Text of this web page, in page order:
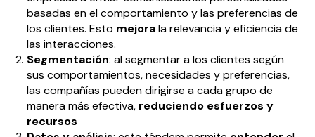
basadas en el comportamiento y las preferencias de
los clientes. Esto mejorala relevancia y eficiencia de
las interacciones.
Segmentación: al segmentar a los clientes según
sus comportamientos, necesidades y preferencias,
las compañías pueden dirigirse a cada grupo de
manera más efectiva, reduciendo esfuerzos y
recursos